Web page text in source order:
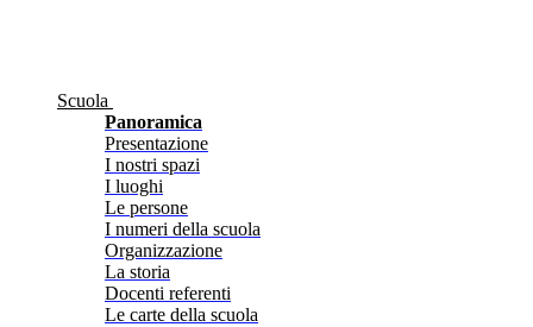
Scuola
Panoramica
Presentazione
I nostri spazi
I luoghi
Le persone
I numeri della scuola
Organizzazione
La storia
Docenti referenti
Le carte della scuola